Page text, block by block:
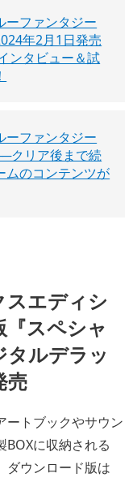
ーファンタジー
年2月1日発売
ンタビュー＆試
ーファンタジー
クリア後まで続
ムのコンテンツが
エディシ
『スペシャ
ルデラッ
売
ートブックやサウン
BOXに収納される
ダウンロード版は